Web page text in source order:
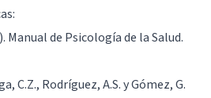
Manual de Psicología de la Salud.
C.Z., Rodríguez, A.S. y Gómez, G.